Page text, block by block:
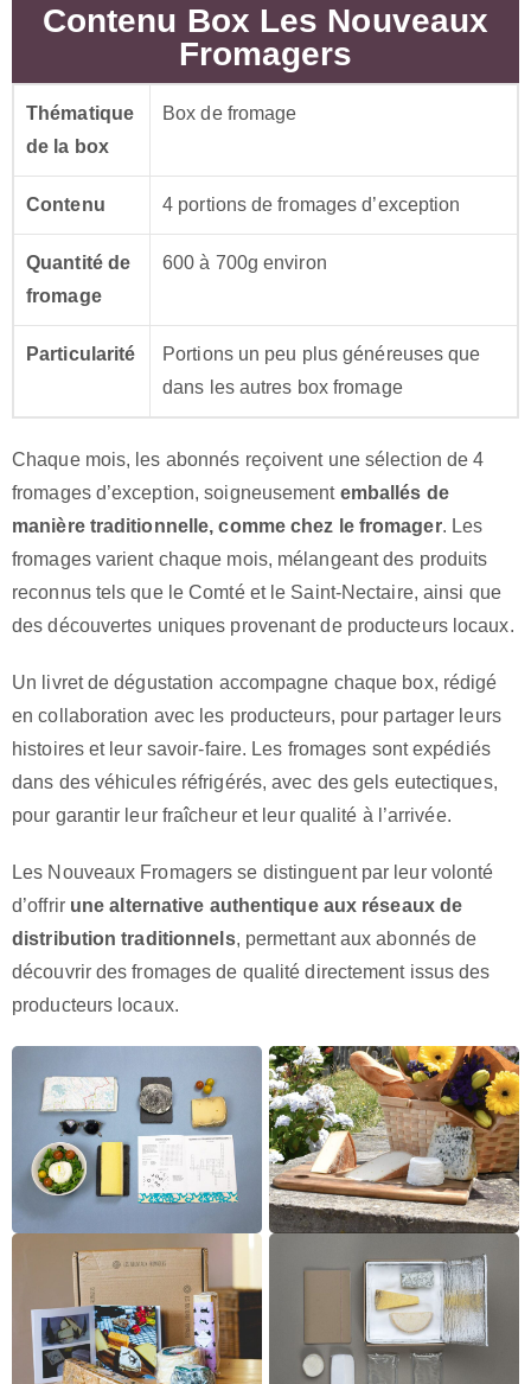
Contenu Box Les Nouveaux
Fromagers
Thématique
de la box
Box de fromage
Contenu 4 portions de fromages d’exception
Quantité de
fromage
600 à 700g environ
Particularité
Portions un peu plus généreuses que
dans les autres box fromage
Chaque mois, les abonnés reçoivent une sélection de 4
fromages d’exception, soigneusement emballés de
manière traditionnelle, comme chez le fromager. Les
fromages varient chaque mois, mélangeant des produits
reconnus tels que le Comté et le Saint-Nectaire, ainsi que
des découvertes uniques provenant de producteurs locaux.
Un livret de dégustation accompagne chaque box, rédigé
en collaboration avec les producteurs, pour partager leurs
histoires et leur savoir-faire. Les fromages sont expédiés
dans des véhicules réfrigérés, avec des gels eutectiques,
pour garantir leur fraîcheur et leur qualité à l’arrivée.
Les Nouveaux Fromagers se distinguent par leur volonté
d’offrir une alternative authentique aux réseaux de
distribution traditionnels, permettant aux abonnés de
découvrir des fromages de qualité directement issus des
producteurs locaux.